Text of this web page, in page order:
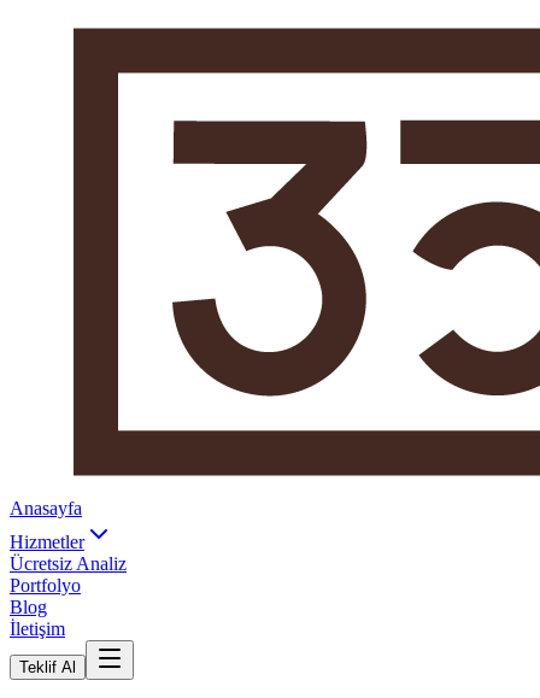
Anasayfa
Hizmetler
Ücretsiz Analiz
Portfolyo
Blog
İletişim
Teklif Al